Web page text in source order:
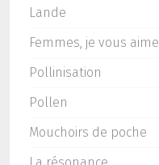
Lande
Femmes, je vous aime
Pollinisation
Pollen
Mouchoirs de poche
La résonance